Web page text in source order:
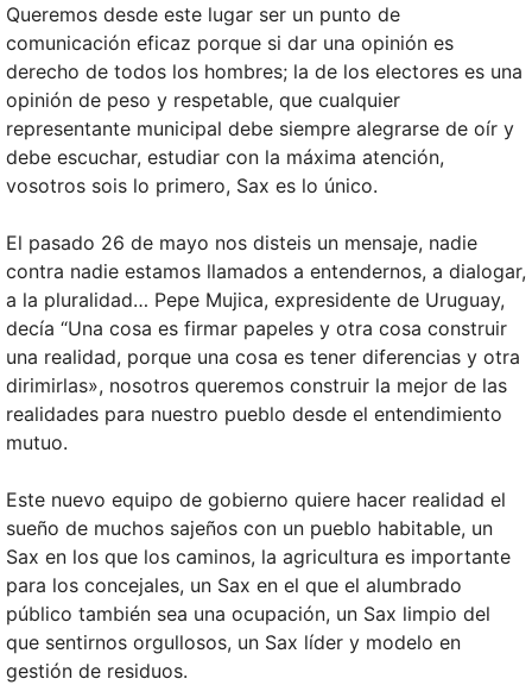
Queremos desde este lugar ser un punto de
comunicación eficaz porque si dar una opinión es
derecho de todos los hombres; la de los electores es una
opinión de peso y respetable, que cualquier
representante municipal debe siempre alegrarse de oír y
debe escuchar, estudiar con la máxima atención,
vosotros sois lo primero, Sax es lo único.
El pasado 26 de mayo nos disteis un mensaje, nadie
contra nadie estamos llamados a entendernos, a dialogar,
a la pluralidad… Pepe Mujica, expresidente de Uruguay,
decía “Una cosa es firmar papeles y otra cosa construir
una realidad, porque una cosa es tener diferencias y otra
dirimirlas», nosotros queremos construir la mejor de las
realidades para nuestro pueblo desde el entendimiento
mutuo.
Este nuevo equipo de gobierno quiere hacer realidad el
sueño de muchos sajeños con un pueblo habitable, un
Sax en los que los caminos, la agricultura es importante
para los concejales, un Sax en el que el alumbrado
público también sea una ocupación, un Sax limpio del
que sentirnos orgullosos, un Sax líder y modelo en
gestión de residuos.